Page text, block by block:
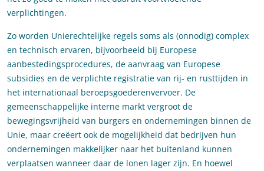
verplichtingen.
Zo worden Unierechtelijke regels soms als (onnodig) complex
en technisch ervaren, bijvoorbeeld bij Europese
aanbestedingsprocedures, de aanvraag van Europese
subsidies en de verplichte registratie van rij- en rusttijden in
het internationaal beroepsgoederenvervoer. De
gemeenschappelijke interne markt vergroot de
bewegingsvrijheid van burgers en ondernemingen binnen de
Unie, maar creëert ook de mogelijkheid dat bedrijven hun
ondernemingen makkelijker naar het buitenland kunnen
verplaatsen wanneer daar de lonen lager zijn. En hoewel